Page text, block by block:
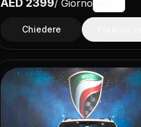
AED 2399/ Giorno
Chiedere